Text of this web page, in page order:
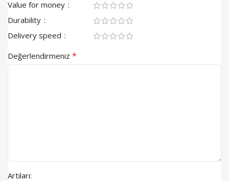
Value for money
Durability
Delivery speed
Değerlendirmeniz *
Artıları: